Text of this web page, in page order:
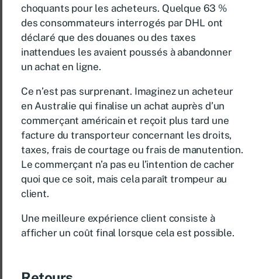
choquants pour les acheteurs. Quelque 63 %
des consommateurs interrogés par DHL ont
déclaré que des douanes ou des taxes
inattendues les avaient poussés à abandonner
un achat en ligne.
Ce n’est pas surprenant. Imaginez un acheteur
en Australie qui finalise un achat auprès d’un
commerçant américain et reçoit plus tard une
facture du transporteur concernant les droits,
taxes, frais de courtage ou frais de manutention.
Le commerçant n’a pas eu l’intention de cacher
quoi que ce soit, mais cela paraît trompeur au
client.
Une meilleure expérience client consiste à
afficher un coût final lorsque cela est possible.